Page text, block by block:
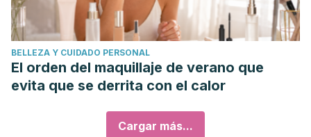
BELLEZA Y CUIDADO PERSONAL
El orden del maquillaje de verano que
evita que se derrita con el calor
Cargar más...